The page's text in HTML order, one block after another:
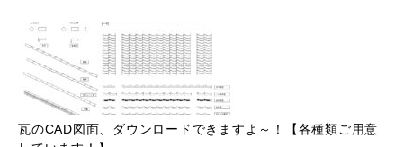
瓦のCAD図面、ダウンロードできますよ～！【各種類ご用意